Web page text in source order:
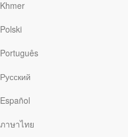
Khmer
Polski
Português
Русский
Español
ภาษาไทย
心牧養的一間小教會面臨解散
了在當地一個福音事工的工作。
望？當明天的道路坎坷，未來